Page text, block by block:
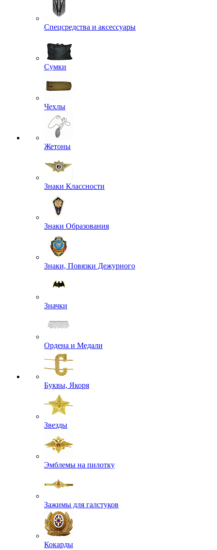
Спецсредства и аксессуары
Сумки
Чехлы
Жетоны
Знаки Классности
Знаки Образования
Знаки, Повязки Дежурного
Значки
Ордена и Медали
Буквы, Якоря
Звезды
Эмблемы на пилотку
Зажимы для галстуков
Кокарды